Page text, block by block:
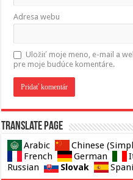
Adresa webu
Uložiť moje meno, e-mail a
pre moje budúce komentáre.
Translate page
Arabic Chinese
French
German
Russian
Slovak